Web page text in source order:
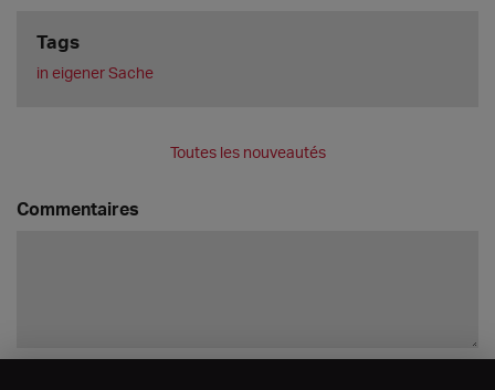
Tags
in eigener Sache
Toutes les nouveautés
Commentaires